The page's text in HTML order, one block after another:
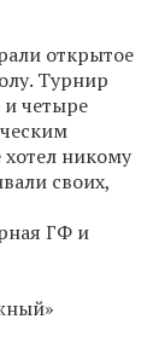
открытое
Турнир
четыре
никому
своих,
ГФ и